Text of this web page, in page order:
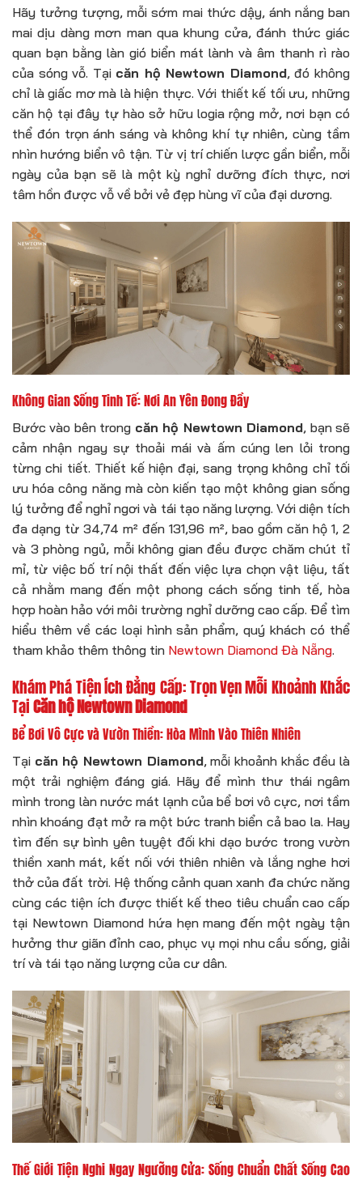
Hãy tưởng tượng, mỗi sớm mai thức dậy, ánh nắng ban
mai dịu dàng mơn man qua khung cửa, đánh thức giác
quan bạn bằng làn gió biển mát lành và âm thanh rì rào
của sóng vỗ. Tại căn hộ Newtown Diamond, đó không
chỉ là giấc mơ mà là hiện thực. Với thiết kế tối ưu, những
căn hộ tại đây tự hào sở hữu logia rộng mở, nơi bạn có
thể đón trọn ánh sáng và không khí tự nhiên, cùng tầm
nhìn hướng biển vô tận. Từ vị trí chiến lược gần biển, mỗi
ngày của bạn sẽ là một kỳ nghỉ dưỡng đích thực, nơi
tâm hồn được vỗ về bởi vẻ đẹp hùng vĩ của đại dương.
Không Gian Sống Tinh Tế: Nơi An Yên Đong Đầy
Bước vào bên trong căn hộ Newtown Diamond, bạn sẽ
cảm nhận ngay sự thoải mái và ấm cúng len lỏi trong
từng chi tiết. Thiết kế hiện đại, sang trọng không chỉ tối
ưu hóa công năng mà còn kiến tạo một không gian sống
lý tưởng để nghỉ ngơi và tái tạo năng lượng. Với diện tích
đa dạng từ 34,74 m² đến 131,96 m², bao gồm căn hộ 1, 2
và 3 phòng ngủ, mỗi không gian đều được chăm chút tỉ
mỉ, từ việc bố trí nội thất đến việc lựa chọn vật liệu, tất
cả nhằm mang đến một phong cách sống tinh tế, hòa
hợp hoàn hảo với môi trường nghỉ dưỡng cao cấp. Để tìm
hiểu thêm về các loại hình sản phẩm, quý khách có thể
tham khảo thêm thông tin Newtown Diamond Đà Nẵng.
Khám Phá Tiện Ích Đẳng Cấp: Trọn Vẹn Mỗi Khoảnh Khắc
TạiCăn hộ Newtown Diamond
Bể Bơi Vô Cực và Vườn Thiền: Hòa Mình Vào Thiên Nhiên
Tại căn hộ Newtown Diamond, mỗi khoảnh khắc đều là
một trải nghiệm đáng giá. Hãy để mình thư thái ngâm
mình trong làn nước mát lạnh của bể bơi vô cực, nơi tầm
nhìn khoáng đạt mở ra một bức tranh biển cả bao la. Hay
tìm đến sự bình yên tuyệt đối khi dạo bước trong vườn
thiền xanh mát, kết nối với thiên nhiên và lắng nghe hơi
thở của đất trời. Hệ thống cảnh quan xanh đa chức năng
cùng các tiện ích được thiết kế theo tiêu chuẩn cao cấp
tại Newtown Diamond hứa hẹn mang đến một ngày tận
hưởng thư giãn đỉnh cao, phục vụ mọi nhu cầu sống, giải
trí và tái tạo năng lượng của cư dân.
Thế Giới Tiện Nghi Ngay Ngưỡng Cửa: Sống Chuẩn Chất Sống Cao